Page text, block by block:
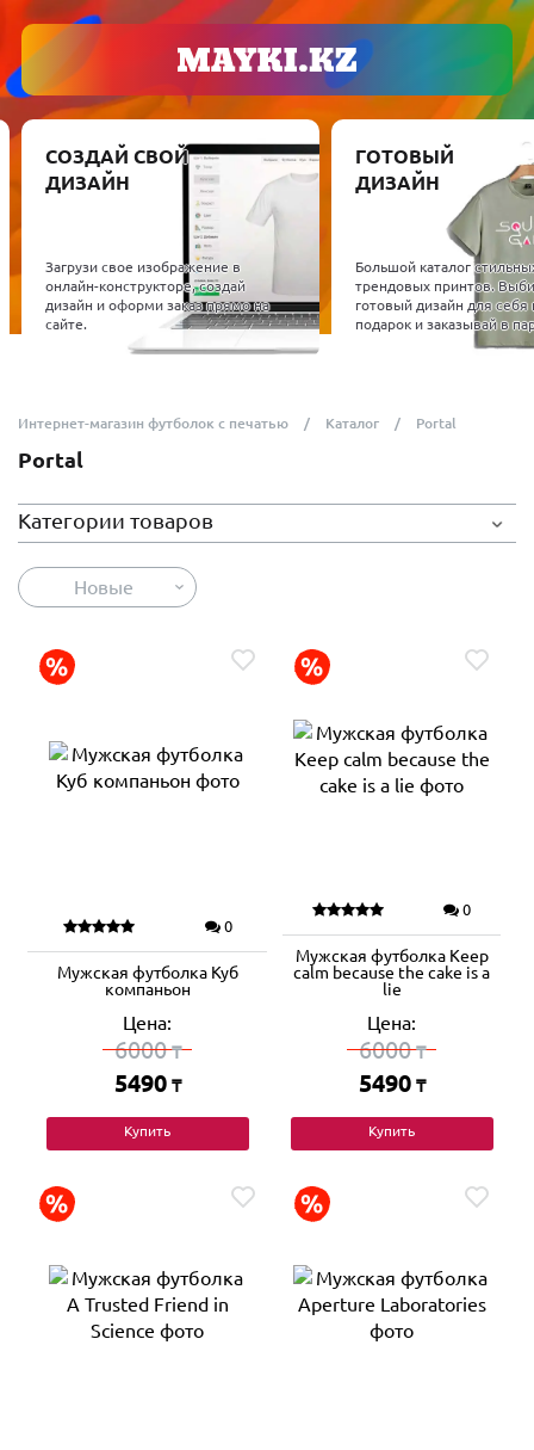
СОЗДАЙ СВОЙ
ДИЗАЙН
Загрузи свое изображение в
онлайн-конструкторе, создай
дизайн и оформи заказ прямо на
сайте.
ГОТОВЫЙ
ДИЗАЙН
Большой каталог
трендовых принтов.
готовый дизайн для себя
подарок и заказывай в
Интернет-магазин футболок с печатью Каталог Portal
Portal
Категории товаров
Новые
0
Мужская футболка Куб
компаньон
Цена:
6000₸
5490 ₸
Купить
0
Мужская футболка Keep
calm because the cake is a
lie
Цена:
6000₸
5490 ₸
Купить